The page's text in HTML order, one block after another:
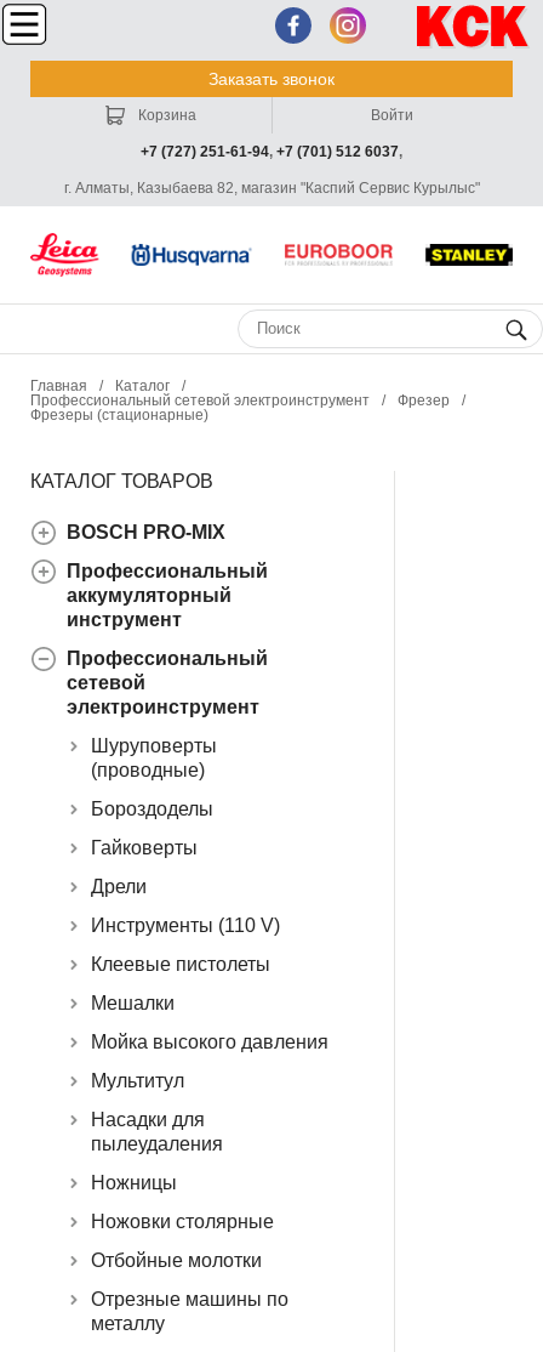
Заказать звонок
+7 (727) 251-61-94, +7 (701) 512 6037,
г. Алматы, Казыбаева 82, магазин "Каспий Сервис Курылыс"
Корзина Войти
Главная / Каталог
/
Профессиональный сетевой электроинструмент
/ Фрезер
/
Фрезеры (стационарные)
КАТАЛОГ ТОВАРОВ
BOSCH PRO-MIX
Профессиональный
аккумуляторный
инструмент
Профессиональный
сетевой
электроинструмент
Шуруповерты
(проводные)
Бороздоделы
Гайковерты
Дрели
Инструменты (110 V)
Клеевые пистолеты
Мешалки
Мойка высокого давления
Мультитул
Насадки для
пылеудаления
Ножницы
Ножовки столярные
Отбойные молотки
Отрезные машины по
металлу